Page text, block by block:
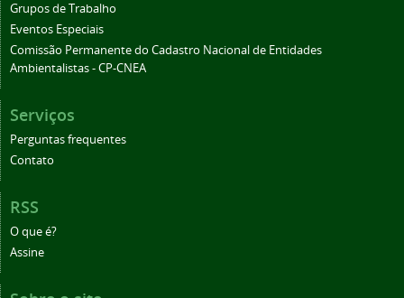
Grupos de Trabalho
Eventos Especiais
Comissão Permanente do Cadastro Nacional de Entidades
Ambientalistas - CP-CNEA
Serviços
Perguntas frequentes
Contato
RSS
O que é?
Assine